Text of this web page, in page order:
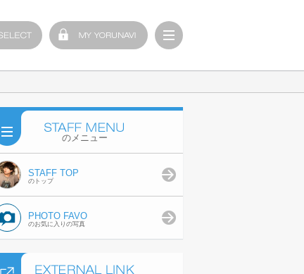
のメニュー
STAFF TOP
のトップ
PHOTO FAVO
のお気に入りの写真